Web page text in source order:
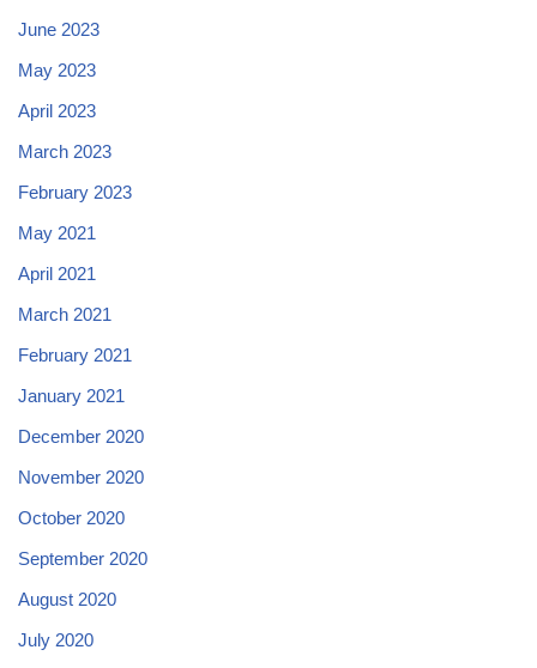
June 2023
May 2023
April 2023
March 2023
February 2023
May 2021
April 2021
March 2021
February 2021
January 2021
December 2020
November 2020
October 2020
September 2020
August 2020
July 2020